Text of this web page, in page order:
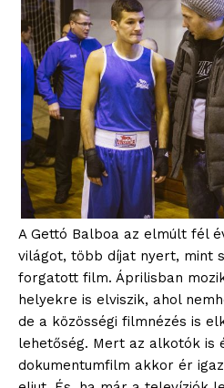
A Gettó Balboa az elmúlt fél
világot, több díjat nyert, mint
forgatott film. Áprilisban
helyekre is elviszik, ahol
de a közösségi filmnézés is
lehetőség. Mert az alkotók is
dokumentumfilm akkor ér